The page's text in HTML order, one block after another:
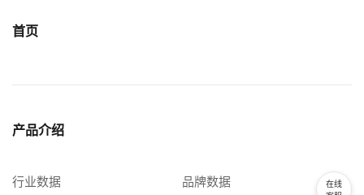
首页
产品介绍
行业数据 品牌数据
在线